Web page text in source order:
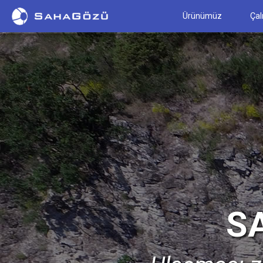
Ürünümüz